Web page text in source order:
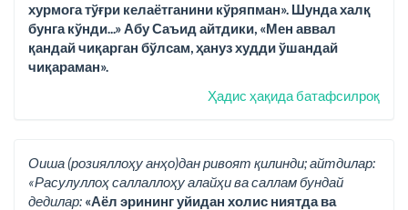
хурмога тўғри келаётганини кўряпман». Шунда халқ
бунга кўнди...» Абу Саъид айтдики, «Мен аввал
қандай чиқарган бўлсам, ҳануз худди ўшандай
чиқараман».
Ҳадис ҳақида батафсилроқ
Оиша (розияллоҳу анҳо)дан ривоят қилинди; айтдилар:
«Расулуллоҳ саллаллоҳу алайҳи ва саллам бундай
дедилар: «Аёл эрининг уйидан холис ниятда ва